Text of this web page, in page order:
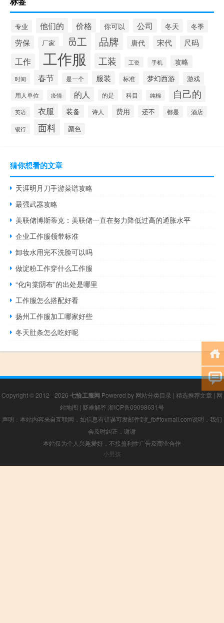
专业 他们的 价格 你可以 公司 冬天 冬季
劳保 厂家 员工 品牌 唐代 宋代 尺码
工作 工作服 工装 工资 手机 攻略
时间 春节 是一个 服装 标准 梦幻西游 游戏
用人单位 疫情 的人 的是 科目 纯棉 自己的
英语 衣服 装备 诗人 费用 还不 都是 酒店
银行 面料 颜色
猜你想看的文章
天涯明月刀手游菜谱攻略
最强武器攻略
美联储博斯蒂克：美联储一直在努力降低过高的通胀水平
企业工作服领带标准
卸妆水用完不洗脸可以吗
做淀粉工作穿什么工作服
“化向棠阴布”的出处是哪里
工作服怎么搭配好看
扬州工作服加工哪家好些
冬天肚条怎么吃好呢
Copyright © 2012 - 2026 七恰工服网 Powered by 网站分类目录 | 精选推荐文章 | 网
站地图 | 疑难解答 浙ICP备09098631号
声明：本站内容来自互联网，如信息有错误可发邮件到f_fb#foxmail.com说明，我们
会及时纠正，谢谢
本站仅为个人兴趣爱好，不接盈利性广告及商业合作
小男孩